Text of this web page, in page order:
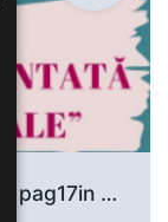
SIMPOZION JUDETEAN pozitia 95 pag17in CAEJ